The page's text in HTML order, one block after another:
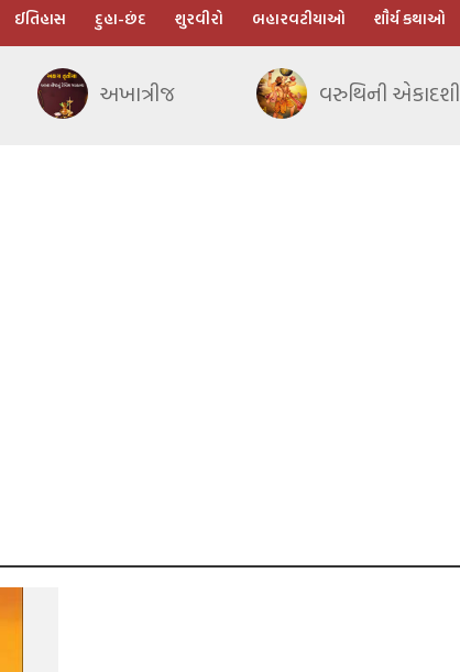
ઈતિહાસ દુહા-છંદ શુરવીરો બહારવટીયાઓ શૌર્ય કથાઓ
અખાત્રીજ વરુથિની એકાદશી